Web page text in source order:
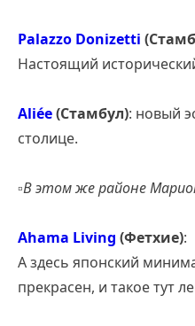
Palazzo Donizetti
Настоящий
Aliée(Стамбул): новый
столице.
▫️В этом же районе
Ahama Living (Фетхие):
А здесь японский
прекрасен, и такое тут